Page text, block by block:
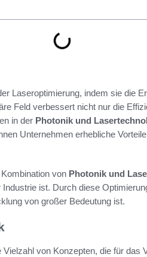
Laseroptimierung, indem sie die
Feld verbessert nicht nur die
in der Photonik und
Unternehmen erhebliche
von Photonik und
ist. Durch diese
von großer Bedeutung ist.
Vielzahl von Konzepten, die für das